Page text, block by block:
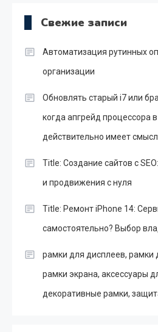
Свежие записи
Автоматизация рутинных
организации
Обновлять старый i7 или
когда апгрейд процессора
действительно имеет смысл
Title: Создание сайтов с
и продвижения с нуля
Title: Ремонт iPhone 14:
самостоятельно? Выбор
рамки для дисплеев, рамки
рамки экрана, аксессуары
декоративные рамки,